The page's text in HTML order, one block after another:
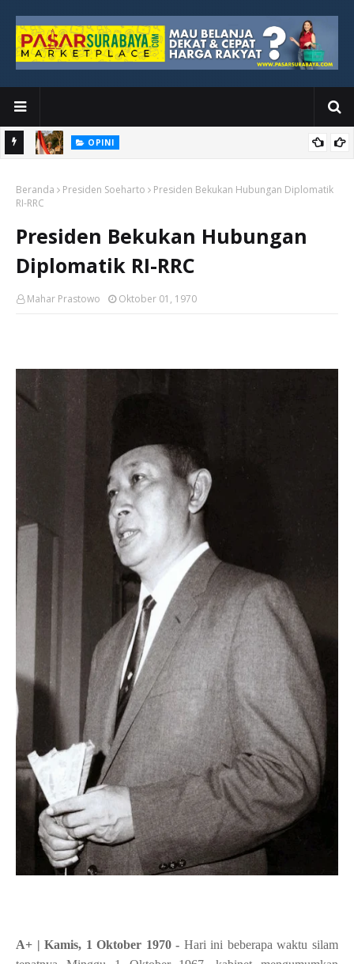
OPINI
Beranda Presiden Soeharto
Presiden Bekukan Hubungan Diplomatik
RI-RRC
Presiden Bekukan Hubungan
Diplomatik RI-RRC
Mahar Prastowo Oktober 01, 1970
A+ | Kamis, 1 Oktober 1970 - Hari ini beberapa waktu silam